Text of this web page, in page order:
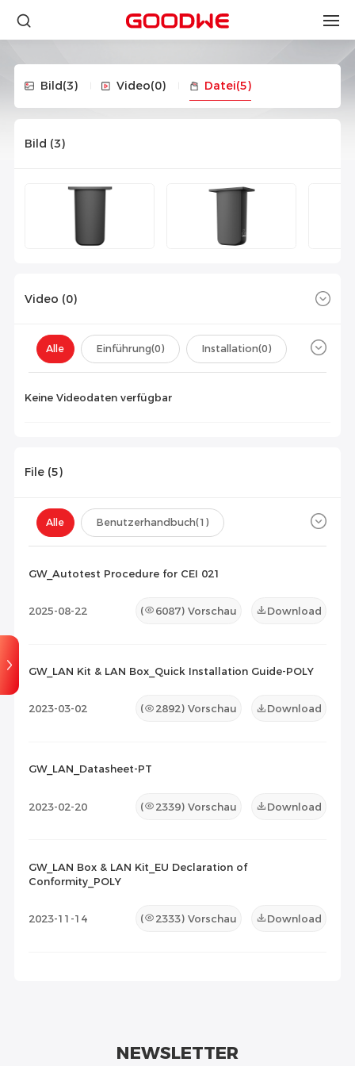
Bild(3) Video(0) Datei(5)
Bild (3)
Video (0)
Alle Einführung(0) Installation(0)
Keine Videodaten verfügbar
File (5)
Alle Benutzerhandbuch(1)
GW_Autotest Procedure for CEI 021
2025-08-22 ( 6087) Vorschau Download
GW_LAN Kit & LAN Box_Quick Installation Guide-POLY
2023-03-02 ( 2892) Vorschau Download
GW_LAN_Datasheet-PT
2023-02-20 ( 2339) Vorschau Download
GW_LAN Box & LAN Kit_EU Declaration of
Conformity_POLY
2023-11-14 ( 2333) Vorschau Download
NEWSLETTER